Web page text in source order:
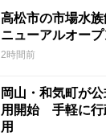
高松市の市場水
ニューアルオー
2時間前
岡山・和気町が
用開始 手軽に行
用